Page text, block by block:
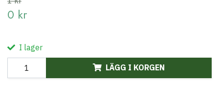
0 kr
I lager
LÄGG I KORGEN